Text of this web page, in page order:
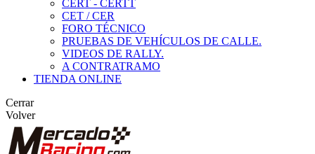
CERT - CERTT
CET / CER
FORO TÉCNICO
PRUEBAS DE VEHÍCULOS DE CALLE.
VIDEOS DE RALLY.
A CONTRATRAMO
TIENDA ONLINE
Cerrar
Volver